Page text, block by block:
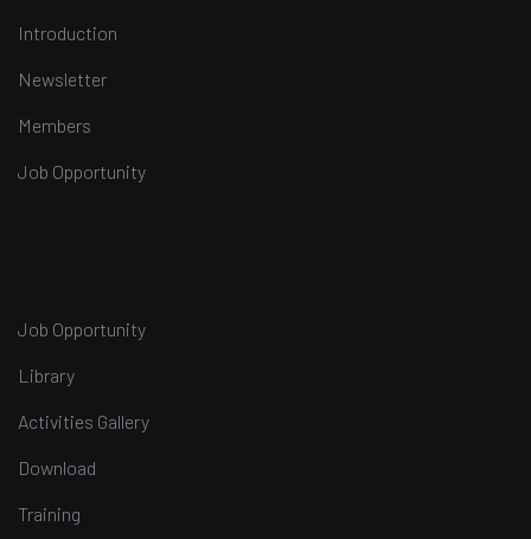
Introduction
Newsletter
Members
Job Opportunity
Job Opportunity
Library
Activities Gallery
Download
Training